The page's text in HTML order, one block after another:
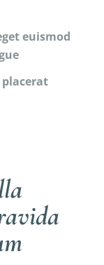
euismod